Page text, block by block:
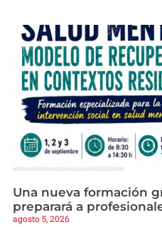
Una nueva formación
preparará a
agosto 5, 2026